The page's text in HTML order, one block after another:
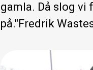
gamla. Då slog vi
på."Fredrik